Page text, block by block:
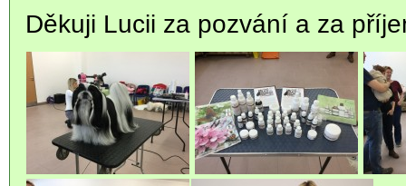
Děkuji Lucii za pozvání a za